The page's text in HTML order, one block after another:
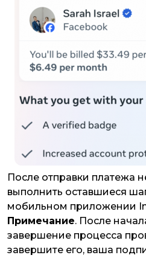
После отправки платежа
выполнить оставшиеся
мобильном приложении
Примечание. После
завершение процесса
завершите его, ваша